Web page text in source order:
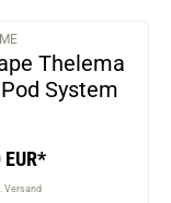
VARIANTEN
Thelema
System
Versand